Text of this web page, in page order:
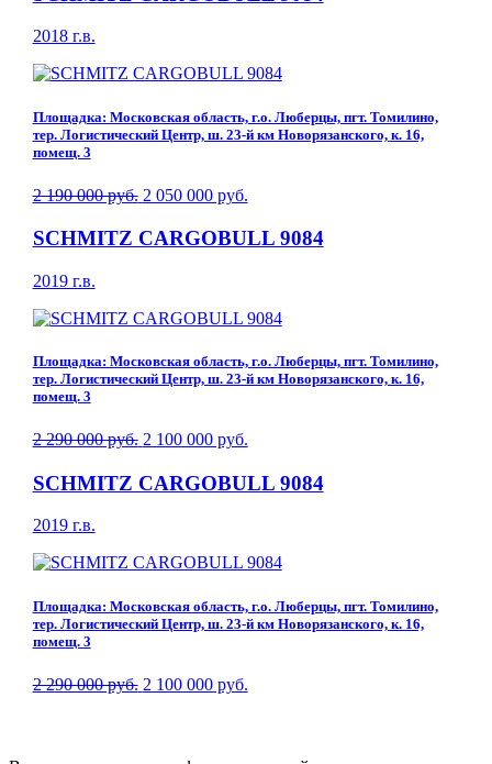
2018 г.в.
Площадка: Московская область, г.о. Люберцы, пгт. Томилино,
тер. Логистический Центр, ш. 23-й км Новорязанского, к. 16,
помещ. 3
2 190 000 руб. 2 050 000 руб.
SCHMITZ CARGOBULL 9084
2019 г.в.
Площадка: Московская область, г.о. Люберцы, пгт. Томилино,
тер. Логистический Центр, ш. 23-й км Новорязанского, к. 16,
помещ. 3
2 290 000 руб. 2 100 000 руб.
SCHMITZ CARGOBULL 9084
2019 г.в.
Площадка: Московская область, г.о. Люберцы, пгт. Томилино,
тер. Логистический Центр, ш. 23-й км Новорязанского, к. 16,
помещ. 3
2 290 000 руб. 2 100 000 руб.